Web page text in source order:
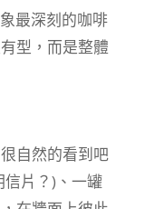
最深刻的咖啡
型，而是整體
自然的看到吧
片？)、一罐